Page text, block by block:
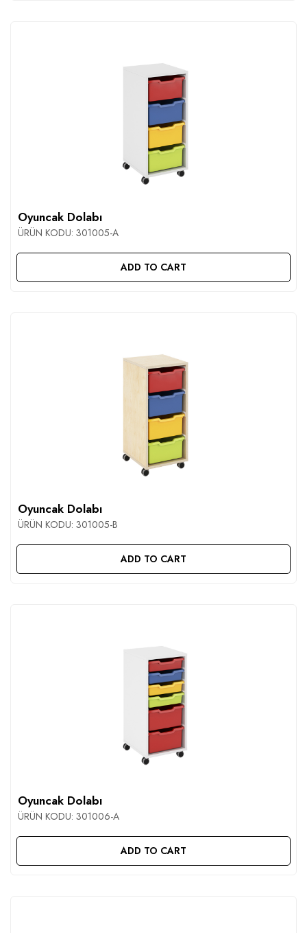
Oyuncak Dolabı
ÜRÜN KODU: 301005-A
ADD TO CART
Oyuncak Dolabı
ÜRÜN KODU: 301005-B
ADD TO CART
Oyuncak Dolabı
ÜRÜN KODU: 301006-A
ADD TO CART